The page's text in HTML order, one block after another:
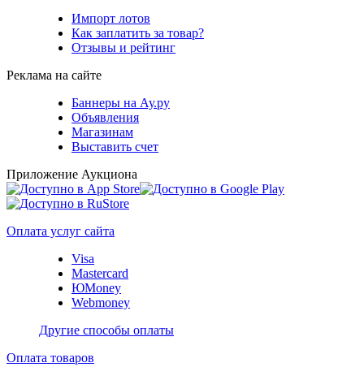
Импорт лотов
Как заплатить за товар?
Отзывы и рейтинг
Реклама на сайте
Баннеры на Ау.ру
Объявления
Магазинам
Выставить счет
Приложение Аукциона
Оплата услуг сайта
Visa
Mastercard
ЮMoney
Webmoney
Другие способы оплаты
Оплата товаров